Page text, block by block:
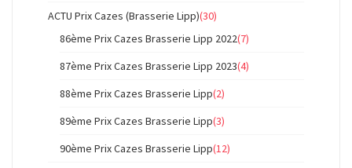
ACTU Prix Cazes (Brasserie Lipp)(30)
86ème Prix Cazes Brasserie Lipp 2022(7)
87ème Prix Cazes Brasserie Lipp 2023(4)
88ème Prix Cazes Brasserie Lipp(2)
89ème Prix Cazes Brasserie Lipp(3)
90ème Prix Cazes Brasserie Lipp(12)